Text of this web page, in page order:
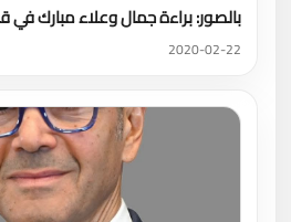
بالصور: براءة جمال وعلاء مبارك في
2020-02-22